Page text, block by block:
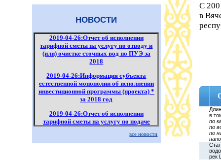
НОВОСТИ
2019-04-26:Отчет об исполнении
тарифной сметы на услугу по отводу и
(или) очистке сточных вод по ПУЭ за
2018
2019-04-26:Информация субъекта
естественной монополии об исполнении
инвестиционной программы (проекта) *
за 2018 год
2019-04-26:Отчет об исполнении
тарифной сметы на услугу по подаче
воды по распределительным сетям по
все новости
С
в
в
по
по
по
рек